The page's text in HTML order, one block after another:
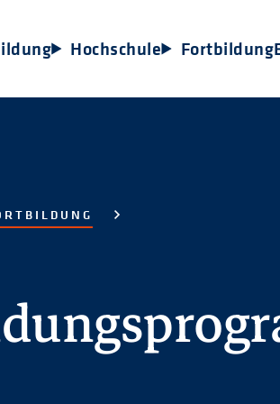
Hochschule Fortbildung